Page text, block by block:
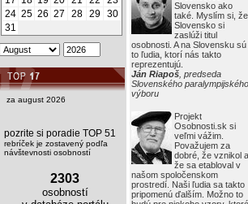
Slovensko ako
také. Myslím si, že
Slovensko si
zaslúži titul
osobnosti. A na Slovensku sú
to ľudia, ktorí nás takto
reprezentujú.
Ján Riapoš , predseda
Slovenského paralympijského
výboru
Projekt
Osobnosti.sk si
veľmi vážim.
Považujem za
dobré, že vznikol a
že sa etabloval v
našom spoločenskom
prostredí. Naši ľudia sa takto
pripomenú ďalším. Možno to
24 25 26 27 28 29 30
31
za august 2026
pozrite si poradie TOP 51
rebríček je zostavený podľa
návštevnosti osobností
2303
osobností